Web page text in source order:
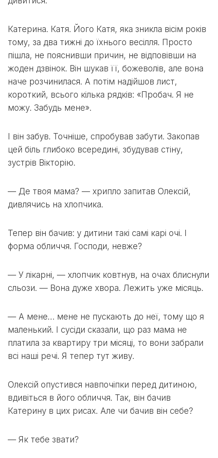
Катерина. Катя. Його Катя, яка зникла вісім років
тому, за два тижні до їхнього весілля. Просто
пішла, не пояснивши причин, не відповівши на
жоден дзвінок. Він шукав її, божеволів, але вона
наче розчинилася. А потім надійшов лист,
короткий, всього кілька рядків: «Пробач. Я не
можу. Забудь мене».
І він забув. Точніше, спробував забути. Закопав
цей біль глибоко всередині, збудував стіну,
зустрів Вікторію.
— Де твоя мама? — хрипло запитав Олексій,
дивлячись на хлопчика.
Тепер він бачив: у дитини такі самі карі очі. І
форма обличчя. Господи, невже?
— У лікарні, — хлопчик ковтнув, на очах блиснули
сльози. — Вона дуже хвора. Лежить уже місяць.
— А мене… мене не пускають до неї, тому що я
маленький. І сусіди сказали, що раз мама не
платила за квартиру три місяці, то вони забрали
всі наші речі. Я тепер тут живу.
Олексій опустився навпочіпки перед дитиною,
вдивіться в його обличчя. Так, він бачив
Катерину в цих рисах. Але чи бачив він себе?
— Як тебе звати?